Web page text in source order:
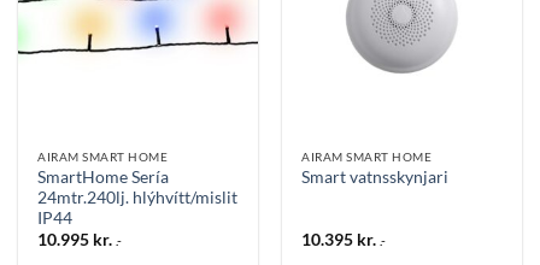
AIRAM SMART HOME
SmartHome Sería
24mtr.240lj. hlýhvítt/mislit
IP44
10.995 kr. .-
AIRAM SMART HOME
Smart vatnsskynjari
10.395 kr. .-